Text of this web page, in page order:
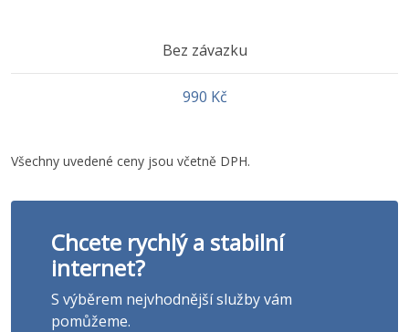
Bez závazku
990 Kč
Všechny uvedené ceny jsou včetně DPH.
Chcete rychlý a stabilní
internet?
S výběrem nejvhodnější služby vám
pomůžeme.